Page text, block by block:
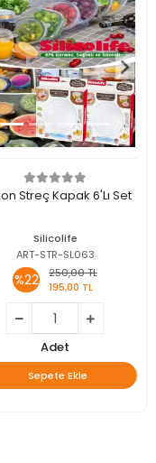
Streç Kapak 6'Lı Set
Silicolife
ART-STR-SL063
%22
250,00 TL
195,00 TL
Adet
Sepete Ekle